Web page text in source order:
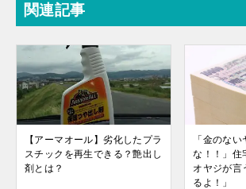
関連記事
【アーマオール】劣化したプラ
スチックを再生できる？艶出し
剤とは？
「金のな
な！！」住
オヤジが言
るよ！」